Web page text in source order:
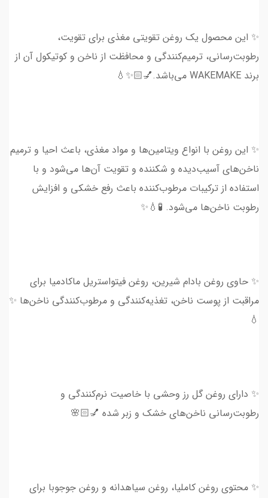
✨ این محصول یک روغن تقویتی مغذی برای تقویت،
رطوبت‌رسانی، ترمیم‌کنندگی و محافظت از ناخن و کوتیکول آن از
برند WAKEMAKE می‌باشد.💅🏻✨💧
✨ این روغن با انواع ویتامین‌ها و مواد مغذی، باعث احیا و ترمیم
ناخن‌های آسیب‌دیده و شکننده و تقویت آن‌ها می‌شود و با
استفاده از ترکیبات مرطوب‌کننده باعث رفع خشکی و افزایش
رطوبت ناخن‌ها می‌شود. 🧪💧✨
✨ حاوی روغن بادام شیرین، روغن فیتواستریل ماکادمیا برای
مراقبت از پوست ناخن، تغذیه‌کنندگی و مرطوب‌کنندگی ناخن‌ها ✨
💧
✨ دارای روغن گل رز وحشی با خاصیت نرم‌کنندگی و
رطوبت‌رسانی ناخن‌های خشک و زبر شده 💅🏻🌸
✨ محتوی روغن‌ کاملیا، روغن سیاهدانه و روغن جوجوبا برای